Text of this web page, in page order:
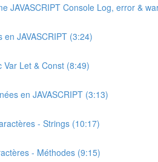
JAVASCRIPT Console Log, error &
en JAVASCRIPT (3:24)
Var Let & Const (8:49)
en JAVASCRIPT (3:13)
- Strings (10:17)
- Méthodes (9:15)